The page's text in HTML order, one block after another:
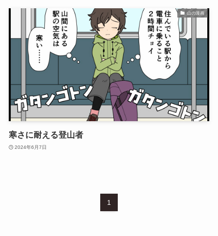
山の漫画
寒さに耐える登山者
2024年6月7日
1